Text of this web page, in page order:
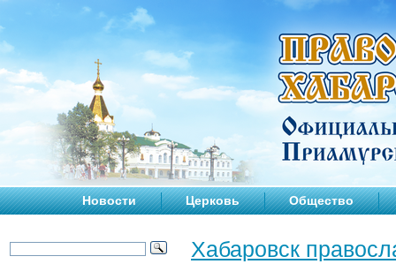
Новости Церковь Общество
Хабаровск